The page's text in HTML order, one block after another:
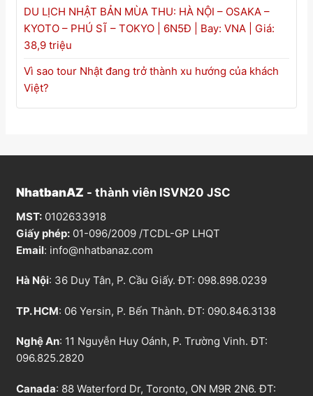
DU LỊCH NHẬT BẢN MÙA THU: HÀ NỘI – OSAKA –
KYOTO – PHÚ SĨ – TOKYO | 6N5Đ | Bay: VNA | Giá:
38,9 triệu
Vì sao tour Nhật đang trở thành xu hướng của khách
Việt?
NhatbanAZ - thành viên ISVN20 JSC
MST: 0102633918
Giấy phép: 01-096/2009 /TCDL-GP LHQT
Email: info@nhatbanaz.com
Hà Nội: 36 Duy Tân, P. Cầu Giấy. ĐT: 098.898.0239
TP. HCM: 06 Yersin, P. Bến Thành. ĐT: 090.846.3138
Nghệ An: 11 Nguyễn Huy Oánh, P. Trường Vinh. ĐT:
096.825.2820
Canada: 88 Waterford Dr, Toronto, ON M9R 2N6. ĐT: